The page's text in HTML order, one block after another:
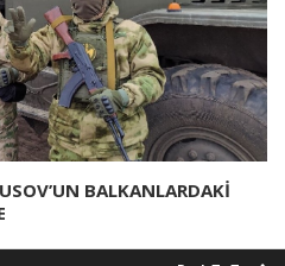
BALKANLARDAKİ